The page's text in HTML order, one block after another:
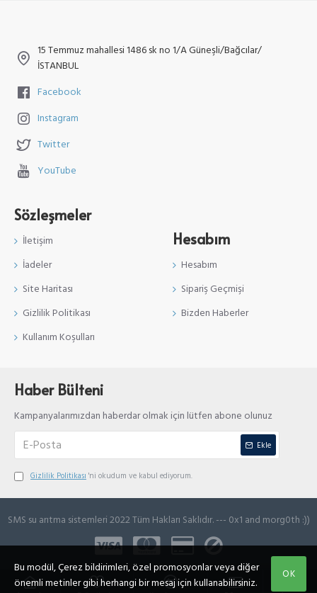
15 Temmuz mahallesi 1486 sk no 1/A Güneşli/Bağcılar/
İSTANBUL
Facebook
Instagram
Twitter
YouTube
Sözleşmeler
İletişim
İadeler
Site Haritası
Gizlilik Politikası
Kullanım Koşulları
Hesabım
Hesabım
Sipariş Geçmişi
Bizden Haberler
Haber Bülteni
Kampanyalarımızdan haberdar olmak için lütfen abone olunuz
Ekle
Gizlilik Politikası 'ni okudum ve kabul ediyorum.
SMS su arıtma sistemleri 2022 Tüm Hakları Saklıdır. --- 0x1 and morg0th :))
OK
Bu modül, Çerez bildirimleri, özel promosyonlar veya diğer
önemli metinler gibi herhangi bir mesaj için kullanabilirsiniz.